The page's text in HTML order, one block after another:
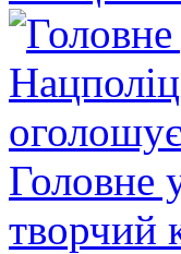
Головне
творчий